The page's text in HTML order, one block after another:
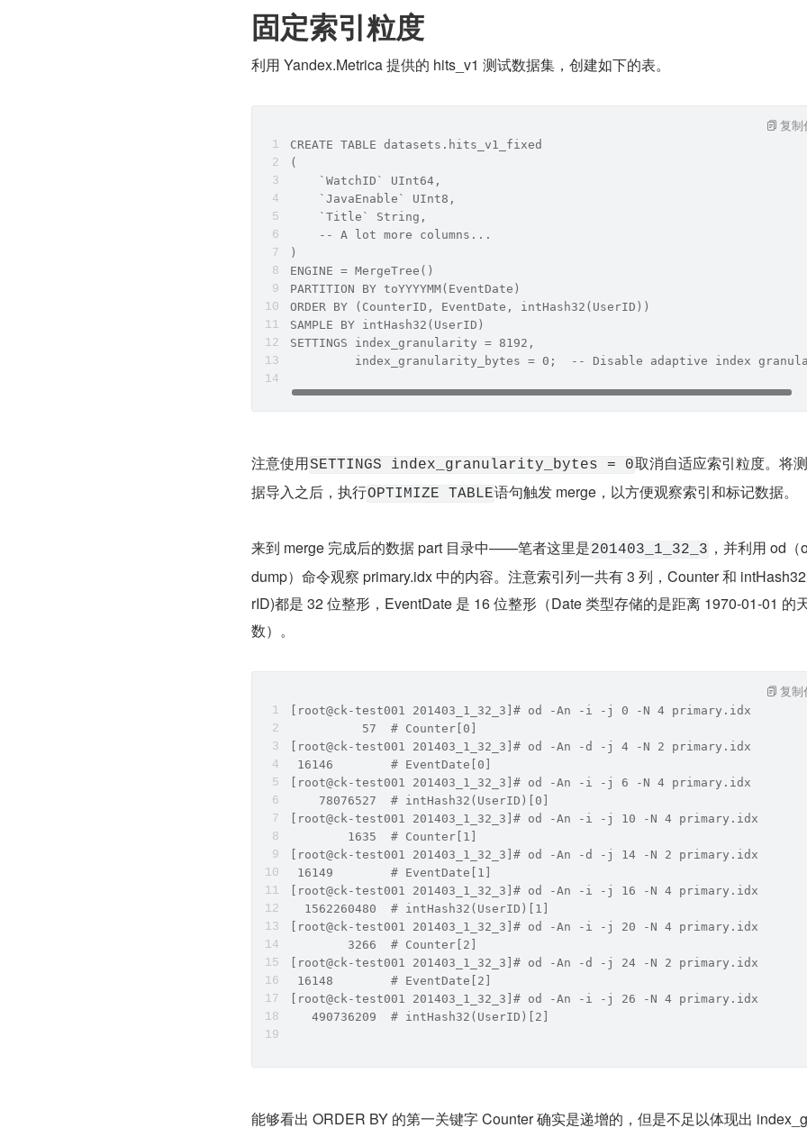
固定索引粒度
利用 Yandex.Metrica 提供的 hits_v1 测试数据集，创建如下的表。
CREATE TABLE datasets.hits_v1_fixed
(
    `WatchID` UInt64,
    `JavaEnable` UInt8,
    `Title` String,
    -- A lot more columns...
)
ENGINE = MergeTree()
PARTITION BY toYYYYMM(EventDate)
ORDER BY (CounterID, EventDate, intHash32(UserID))
SAMPLE BY intHash32(UserID)
SETTINGS index_granularity = 8192,
index_granularity_bytes = 0;  -- Disable adaptive index
复制
注意使用SETTINGS index_granularity_bytes = 0取消自适应索引粒度。将
据导入之后，执行OPTIMIZE TABLE语句触发 merge，以方便观察索引和标记数据。
来到 merge 完成后的数据 part 目录中——笔者这里是201403_1_32_3 ，并利用 od（
dump）命令观察 primary.idx 中的内容。注意索引列一共有 3 列，Counter 和
rID)都是 32 位整形，EventDate 是 16 位整形（Date 类型存储的是距离 1970-01-01 的
数）。
[root@ck-test001 201403_1_32_3]# od -An -i -j 0 -N 4 primary.idx
          57  # Counter[0]
[root@ck-test001 201403_1_32_3]# od -An -d -j 4 -N 2 primary.idx
16146        # EventDate[0]
[root@ck-test001 201403_1_32_3]# od -An -i -j 6 -N 4 primary.idx
    78076527  # intHash32(UserID)[0]
[root@ck-test001 201403_1_32_3]# od -An -i -j 10 -N 4 primary.idx
        1635  # Counter[1]
[root@ck-test001 201403_1_32_3]# od -An -d -j 14 -N 2 primary.idx
16149        # EventDate[1]
[root@ck-test001 201403_1_32_3]# od -An -i -j 16 -N 4 primary.idx
  1562260480  # intHash32(UserID)[1]
[root@ck-test001 201403_1_32_3]# od -An -i -j 20 -N 4 primary.idx
        3266  # Counter[2]
[root@ck-test001 201403_1_32_3]# od -An -d -j 24 -N 2 primary.idx
16148        # EventDate[2]
[root@ck-test001 201403_1_32_3]# od -An -i -j 26 -N 4 primary.idx
   490736209  # intHash32(UserID)[2]
复制
能够看出 ORDER BY 的第一关键字 Counter 确实是递增的，但是不足以体现出